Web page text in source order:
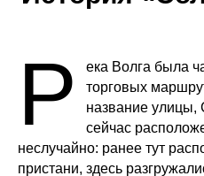
Р
торговых
название улицы,
сейчас
неслучайно: ранее тут
пристани, здесь
Нижегородской ярмарки.